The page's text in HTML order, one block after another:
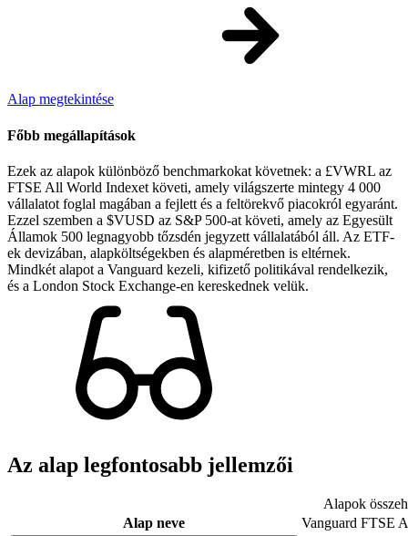
Alap megtekintése
Főbb megállapítások
Ezek az alapok különböző benchmarkokat követnek: a £VWRL az
FTSE All World Indexet követi, amely világszerte mintegy 4 000
vállalatot foglal magában a fejlett és a feltörekvő piacokról egyaránt.
Ezzel szemben a $VUSD az S&P 500-at követi, amely az Egyesült
Államok 500 legnagyobb tőzsdén jegyzett vállalatából áll. Az ETF-
ek devizában, alapköltségekben és alapméretben is eltérnek.
Mindkét alapot a Vanguard kezeli, kifizető politikával rendelkezik,
és a London Stock Exchange-en kereskednek velük.
Az alap legfontosabb jellemzői
Alapok
Alap neve
Vanguard FTSE